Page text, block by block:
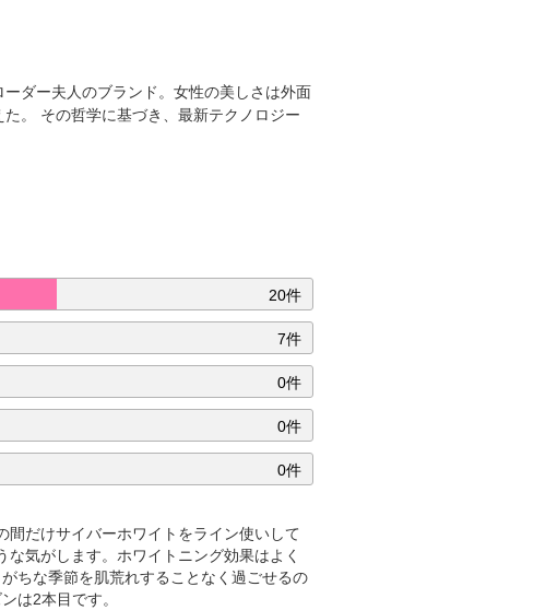
ダー夫人のブランド。女性の美しさは外面
。 その哲学に基づき、最新テクノロジー
20件
7件
0件
0件
0件
間だけサイバーホワイトをライン使いして
気がします。ホワイトニング効果はよく
ちな季節を肌荒れすることなく過ごせるの
は2本目です。